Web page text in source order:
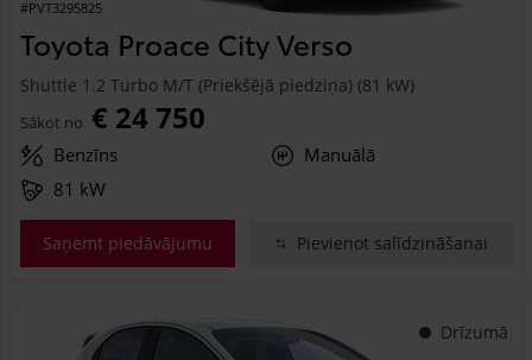
#PVT3295825
Toyota Proace City Verso
Shuttle 1.2 Turbo M/T (Priekšējā piedziņa) (81 kW)
Sākot no € 24 750
Benzīns
Manuālā
81 kW
Saņemt piedāvājumu Pievienot salīdzināšanai
Drīzumā